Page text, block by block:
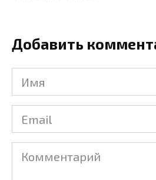
Добавить
Имя
Email
Комментарий